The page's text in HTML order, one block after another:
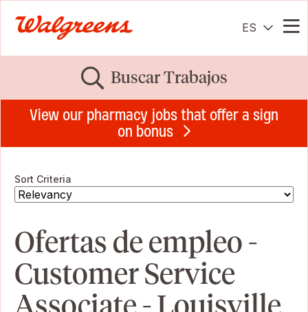
ES
Buscar Trabajos
View our pharmacy jobs that offer a sign
on bonus
Sort Criteria
Ofertas de empleo -
Customer Service